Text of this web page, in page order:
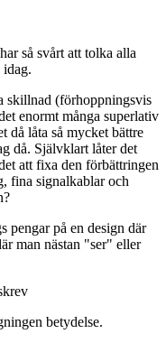
så svårt att tolka alla
idag.
skillnad (förhoppningsvis
enormt många superlativ
då låta så mycket bättre
då. Självklart låter det
att fixa den förbättringen
fina signalkablar och
pengar på en design där
man nästan "ser" eller
betydelse.